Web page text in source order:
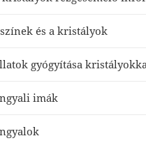
és a kristályok
gyógyítása
imák